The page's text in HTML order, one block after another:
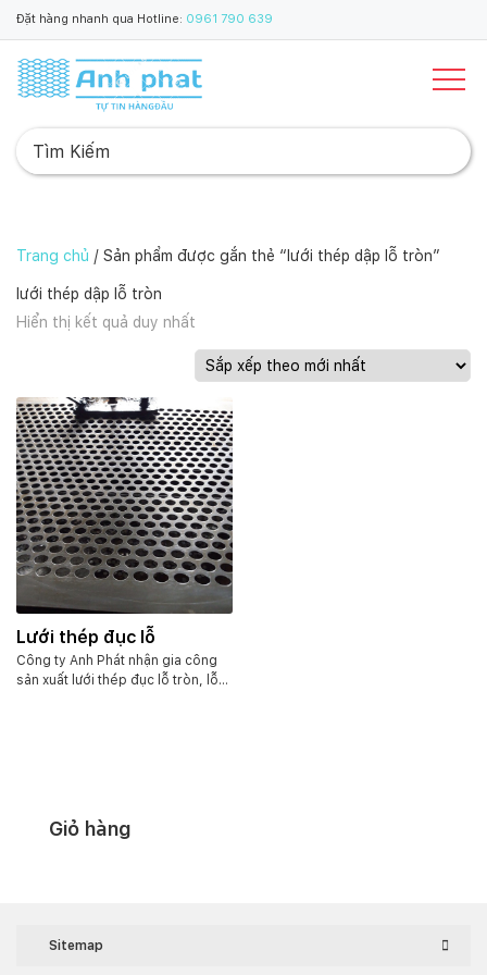
Đặt hàng nhanh qua Hotline: 0961 790 639
Trang chủ / Sản phẩm được gắn thẻ “lưới thép dập lỗ tròn”
lưới thép dập lỗ tròn
Hiển thị kết quả duy nhất
Lưới thép đục lỗ
Công ty Anh Phát nhận gia công
sản xuất lưới thép đục lỗ tròn, lỗ
Giỏ hàng
Sitemap